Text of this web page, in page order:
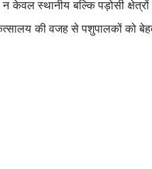
स्थानीय बल्कि पड़ोसी क्षेत्रों
की वजह से पशुपालकों को